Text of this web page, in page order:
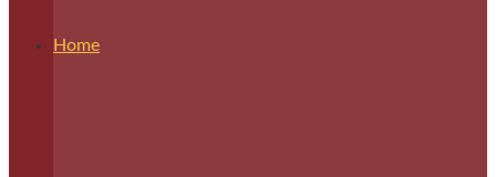
Home